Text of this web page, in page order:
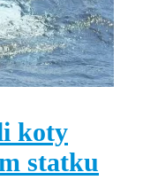
koty
statku